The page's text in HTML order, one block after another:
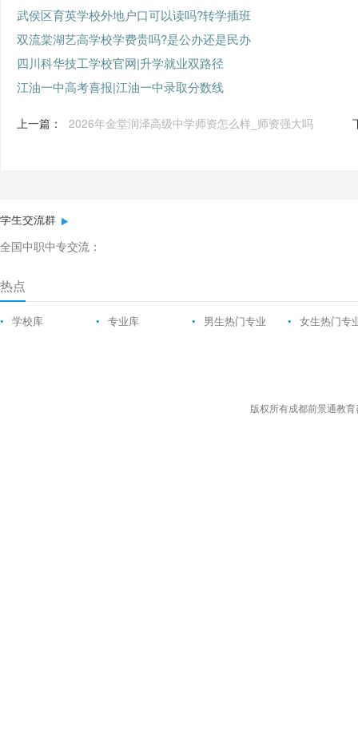
武侯区育英学校外地户口可以读吗?转学插班
双流棠湖艺高学校学费贵吗?是公办还是民办
四川科华技工学校官网|升学就业双路径
江油一中高考喜报|江油一中录取分数线
上一篇： 2026年金堂润泽高级中学师资怎么样_师资强大吗
学生交流群
全国中职中专交流：
热点
• 学校库 • 专业库 • 男生热门专业 • 女生热门专
版权所有成都前景通教